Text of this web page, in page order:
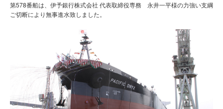
第578番船は、伊予銀行株式会社 代表取締役専務 永井一平様の力強い支綱
ご切断により無事進水致しました。